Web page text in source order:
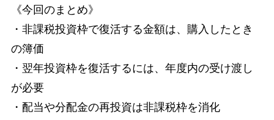
《今回のまとめ》
・非課税投資枠で復活する金額は、購入したとき
の簿価
・翌年投資枠を復活するには、年度内の受け渡し
が必要
・配当や分配金の再投資は非課税枠を消化